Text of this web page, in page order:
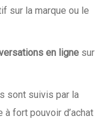
sur la marque ou le
en ligne sur
sont suivis par la
à fort pouvoir d’achat